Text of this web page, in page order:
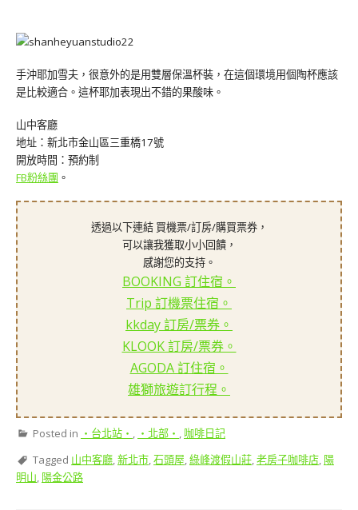
手沖耶加雪夫，很意外的是用雙層保溫杯裝，在這個環境用個陶杯應該
是比較適合。這杯耶加表現出不錯的果酸味。
山中客廳
地址：新北市金山區三重橋17號
開放時間：預約制
FB粉絲團 。
透過以下連結 買機票/訂房/購買票券，
可以讓我獲取小小回饋，
感謝您的支持。
BOOKING 訂住宿。
Trip 訂機票住宿。
kkday 訂房/票券。
KLOOK 訂房/票券。
AGODA 訂住宿。
雄獅旅遊訂行程。
Posted in ‧台北站‧ , ‧北部‧ , 咖啡日記
Tagged 山中客廳,新北市,石頭屋,綠峰渡假山莊,老房子咖啡店, 陽
明山, 陽金公路